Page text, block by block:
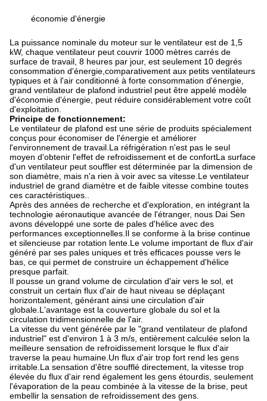
économie d'énergie
La puissance nominale du moteur sur le ventilateur est de 1,5
kW, chaque ventilateur peut couvrir 1000 mètres carrés de
surface de travail, 8 heures par jour, est seulement 10 degrés
consommation d'énergie,comparativement aux petits ventilateurs
typiques et à l'air conditionné à forte consommation d'énergie,
grand ventilateur de plafond industriel peut être appelé modèle
d'économie d'énergie, peut réduire considérablement votre coût
d'exploitation.
Principe de fonctionnement:
Le ventilateur de plafond est une série de produits spécialement
conçus pour économiser de l'énergie et améliorer
l'environnement de travail.La réfrigération n'est pas le seul
moyen d'obtenir l'effet de refroidissement et de confortLa surface
d'un ventilateur peut souffler est déterminée par la dimension de
son diamètre, mais n'a rien à voir avec sa vitesse.Le ventilateur
industriel de grand diamètre et de faible vitesse combine toutes
ces caractéristiques..
Après des années de recherche et d'exploration, en intégrant la
technologie aéronautique avancée de l'étranger, nous Dai Sen
avons développé une sorte de pales d'hélice avec des
performances exceptionnelles.Il se conforme à la brise continue
et silencieuse par rotation lente.Le volume important de flux d'air
généré par ses pales uniques et très efficaces pousse vers le
bas, ce qui permet de construire un échappement d'hélice
presque parfait.
Il pousse un grand volume de circulation d'air vers le sol, et
construit un certain flux d'air de haut niveau se déplaçant
horizontalement, générant ainsi une circulation d'air
globale.L'avantage est la couverture globale du sol et la
circulation tridimensionnelle de l'air.
La vitesse du vent générée par le "grand ventilateur de plafond
industriel" est d'environ 1 à 3 m/s, entièrement calculée selon la
meilleure sensation de refroidissement lorsque le flux d'air
traverse la peau humaine.Un flux d'air trop fort rend les gens
irritable.La sensation d'être soufflé directement, la vitesse trop
élevée du flux d'air rend également les gens étourdis, seulement
l'évaporation de la peau combinée à la vitesse de la brise, peut
embellir la sensation de refroidissement des gens.